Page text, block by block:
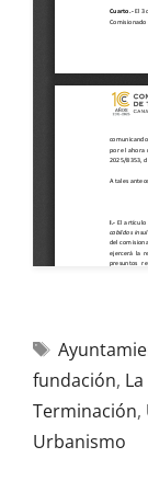
fundación,
Terminación,
Urbanismo